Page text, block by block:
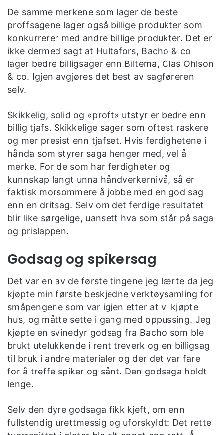
De samme merkene som lager de beste
proffsagene lager også billige produkter som
konkurrerer med andre billige produkter. Det er
ikke dermed sagt at Hultafors, Bacho & co
lager bedre billigsager enn Biltema, Clas Ohlson
& co. Igjen avgjøres det best av sagføreren
selv.
Skikkelig, solid og «proft» utstyr er bedre enn
billig tjafs. Skikkelige sager som oftest raskere
og mer presist enn tjafset. Hvis ferdighetene i
hånda som styrer saga henger med, vel å
merke. For de som har ferdigheter og
kunnskap langt unna håndverkernivå, så er
faktisk morsommere å jobbe med en god sag
enn en dritsag. Selv om det ferdige resultatet
blir like sørgelige, uansett hva som står på saga
og prislappen.
Godsag og spikersag
Det var en av de første tingene jeg lærte da jeg
kjøpte min første beskjedne verktøysamling for
småpengene som var igjen etter at vi kjøpte
hus, og måtte sette i gang med oppussing. Jeg
kjøpte en svinedyr godsag fra Bacho som ble
brukt utelukkende i rent treverk og en billigsag
til bruk i andre materialer og der det var fare
for å treffe spiker og sånt. Den godsaga holdt
lenge.
Selv den dyre godsaga fikk kjeft, om enn
fullstendig urettmessig og uforskyldt: Det rette